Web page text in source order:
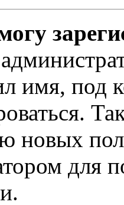
имя, под
новых
для